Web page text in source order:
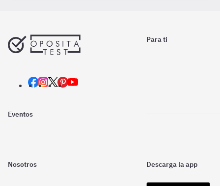
Para ti
Eventos
Nosotros Descarga la app